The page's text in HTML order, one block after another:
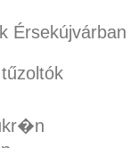
Érsekújvárban